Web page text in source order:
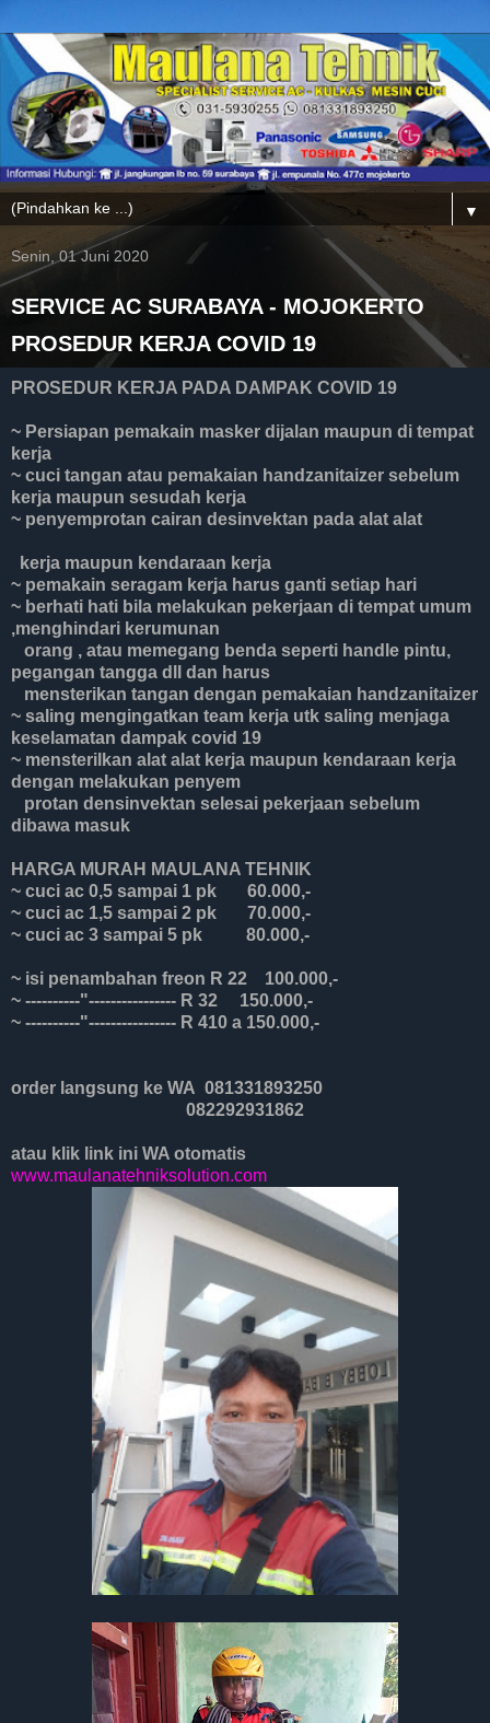
▼
Senin, 01 Juni 2020
SERVICE AC SURABAYA - MOJOKERTO
PROSEDUR KERJA COVID 19
PROSEDUR KERJA PADA DAMPAK COVID 19
~ Persiapan pemakain masker dijalan maupun di tempat
kerja
~ cuci tangan atau pemakaian handzanitaizer sebelum
kerja maupun sesudah kerja
~ penyemprotan cairan desinvektan pada alat alat
kerja maupun kendaraan kerja
~ pemakain seragam kerja harus ganti setiap hari
~ berhati hati bila melakukan pekerjaan di tempat umum
,menghindari kerumunan
orang , atau memegang benda seperti handle pintu,
pegangan tangga dll dan harus
mensterikan tangan dengan pemakaian handzanitaizer
~ saling mengingatkan team kerja utk saling menjaga
keselamatan dampak covid 19
~ mensterilkan alat alat kerja maupun kendaraan kerja
dengan melakukan penyem
protan densinvektan selesai pekerjaan sebelum
dibawa masuk
HARGA MURAH MAULANA TEHNIK
~ cuci ac 0,5 sampai 1 pk 60.000,-
~ cuci ac 1,5 sampai 2 pk 70.000,-
~ cuci ac 3 sampai 5 pk 80.000,-
~ isi penambahan freon R 22 100.000,-
~ ----------"---------------- R 32 150.000,-
~ ----------"---------------- R 410 a 150.000,-
order langsung ke WA 081331893250
082292931862
atau klik link ini WA otomatis
www.maulanatehniksolution.com